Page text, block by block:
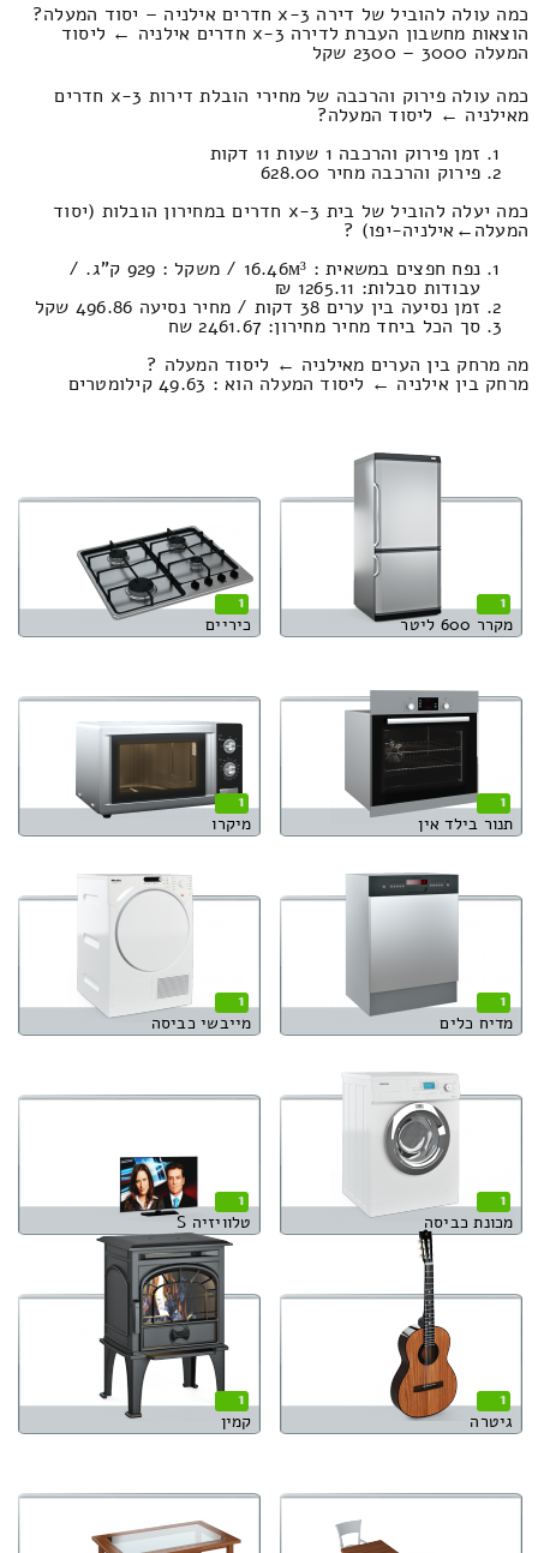
כמה עולה להוביל של דירה 3-x חדרים אילניה – יסוד המעלה?
הוצאות מחשבון העברת לדירה 3-x חדרים אילניה ← ליסוד
המעלה 3000 – 2300 שקל
כמה עולה פירוק והרכבה של מחירי הובלת דירות 3-x חדרים
מאילניה ← ליסוד המעלה?
זמן פירוק והרכבה 1 שעות 11 דקות
פירוק והרכבה מחיר 628.00
כמה יעלה להוביל של בית 3-x חדרים במחירון הובלות (יסוד
המעלה‎←‏אילניה-יפו) ?
נפח חפצים במשאית : 16.46м³ / משקל : 929 ק”ג. /
עבודות סבלות: 1265.11 ₪
זמן נסיעה בין ערים 38 דקות / מחיר נסיעה 496.86 שקל
סך הכל ביחד מחיר מחירון: 2461.67 שח
מה מרחק בין הערים מאילניה ← ליסוד המעלה ?
מרחק בין אילניה ← ליסוד המעלה הוא : 49.63 קילומטרים
1
מקרר 600 ליטר
1
כיריים
1
תנור בילד אין
1
מיקרו
1
מדיח כלים
1
מייבשי כביסה
1
מכונת כביסה
1
טלוויזיה S
1
גיטרה
1
קמין